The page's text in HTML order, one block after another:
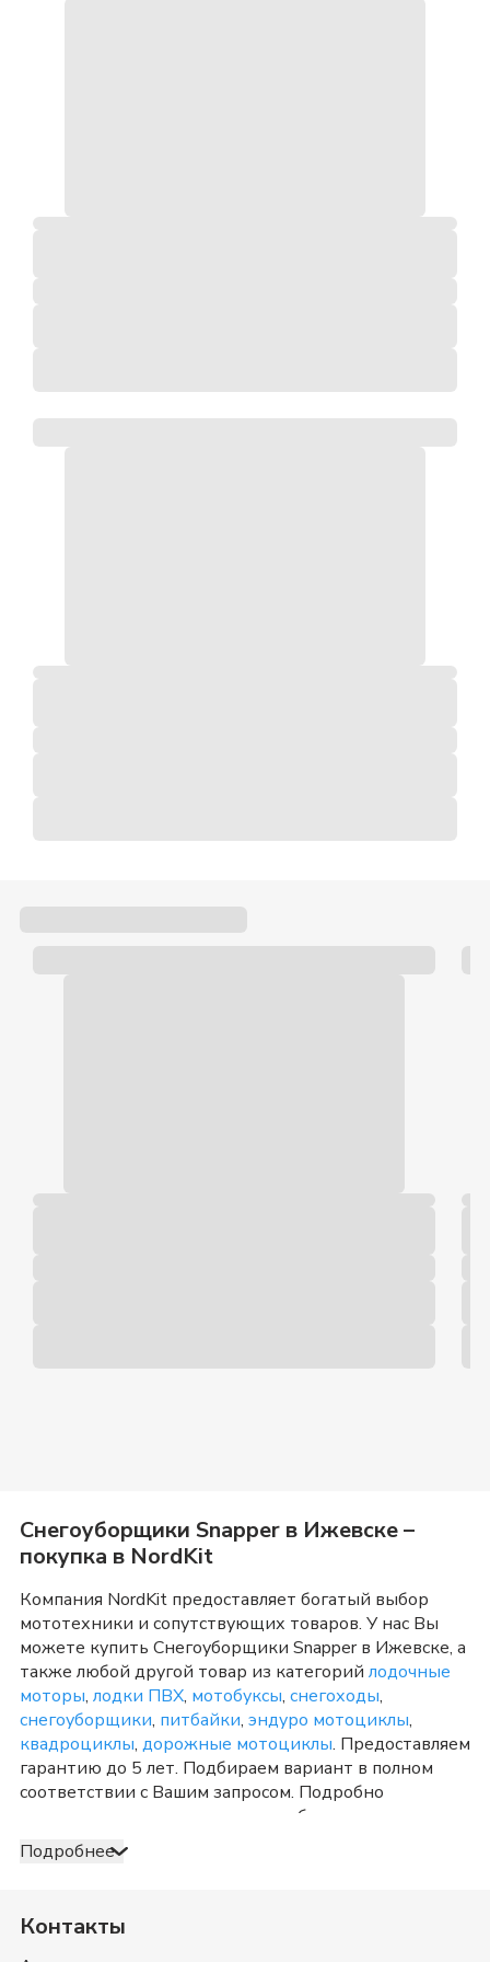
Снегоуборщики Snapper в Ижевске–
покупка в NordKit
Компания NordKit предоставляет богатый выбор
мототехники и сопутствующих товаров. У нас Вы
можете купить Снегоуборщики Snapperв Ижевске, а
также любой другой товар из категорий лодочные
моторы, лодки ПВХ, мотобуксы, снегоходы,
снегоуборщики, питбайки, эндуро мотоциклы,
квадроциклы, дорожные мотоциклы. Предоставляем
гарантию до 5 лет. Подбираем вариант в полном
соответствии с Вашим запросом. Подробно
консультируем и отвечаем на любые вопросы по
телефону и в шоу-руме в
категорииСнегоуборщики Snapper
Ижевске
Оплата принимается несколькими способами:
Подробнее
Контакты